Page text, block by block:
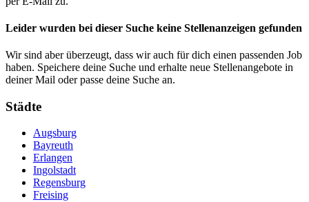
Leider wurden bei dieser Suche keine Stellenanzeigen gefunden
Wir sind aber überzeugt, dass wir auch für dich einen passenden Job
haben. Speichere deine Suche und erhalte neue Stellenangebote in
deiner Mail oder passe deine Suche an.
Städte
Augsburg
Bayreuth
Erlangen
Ingolstadt
Regensburg
Freising